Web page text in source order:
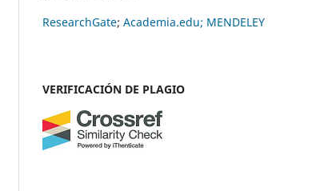
ResearchGate; Academia.edu; MENDELEY
VERIFICACIÓN DE PLAGIO